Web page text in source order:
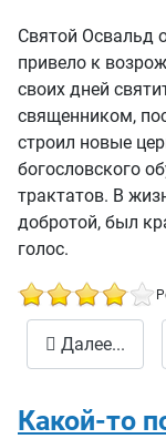
Святой Освальд
привело к
своих дней
священником,
строил новые
богословского
трактатов. В
добротой, был
голос.
Далее...
Какой-то